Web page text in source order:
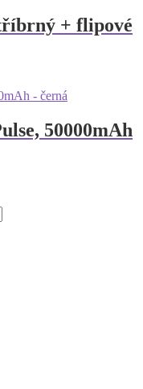
+ flipové
50000mAh